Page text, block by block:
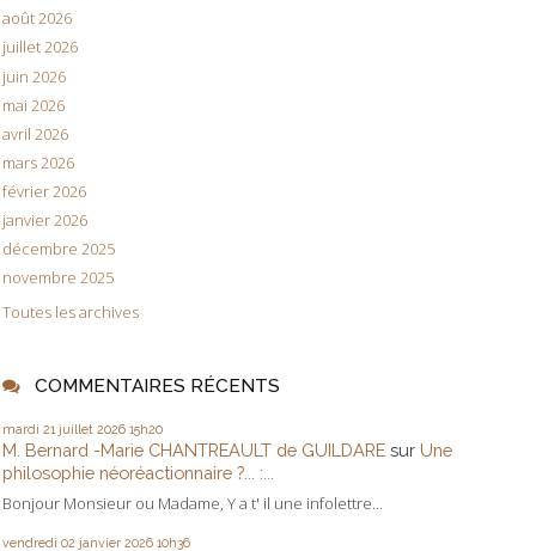
août 2026
juillet 2026
juin 2026
mai 2026
avril 2026
mars 2026
février 2026
janvier 2026
décembre 2025
novembre 2025
Toutes les archives
COMMENTAIRES RÉCENTS
mardi 21 juillet 2026 15h20
M. Bernard -Marie CHANTREAULT de GUILDARE sur Une
philosophie néoréactionnaire ?... :...
Bonjour Monsieur ou Madame, Y a t' il une infolettre...
vendredi 02 janvier 2026 10h36